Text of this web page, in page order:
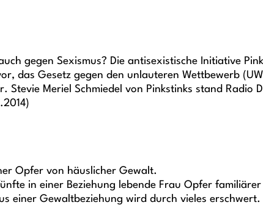
gegen Sexismus? Die antisexistische Initiative
das Gesetz gegen den unlauteren Wettbewerb
Meriel Schmiedel von Pinkstinks stand Radio
Opfer von häuslicher Gewalt.
in einer Beziehung lebende Frau Opfer
einer Gewaltbeziehung wird durch vieles